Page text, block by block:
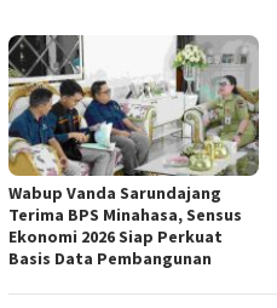
Wabup Vanda Sarundajang
Terima BPS Minahasa, Sensus
Ekonomi 2026 Siap Perkuat
Basis Data Pembangunan